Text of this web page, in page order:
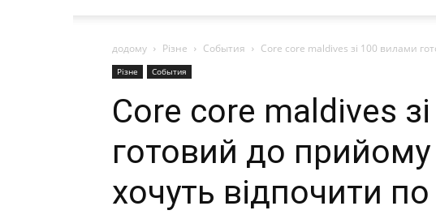
додому Різне События Core core maldives зі 100 вилами
Різне События
Core core maldives
готовий до прийому
хочуть відпочити